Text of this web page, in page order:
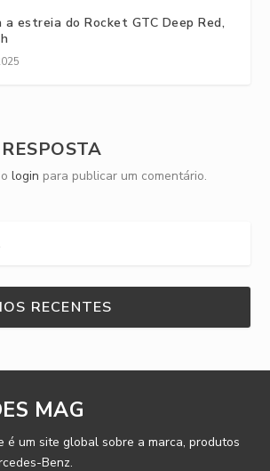
a estreia do Rocket GTC Deep Red,
ologin para publicar um comentário.
RECENTES
MAG
é um site global sobre a marca, produtos
Benz.